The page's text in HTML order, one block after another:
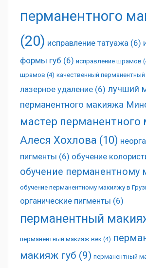
перманентного
(20) исправление татуажа (6)
формы губ (6) исправление шрамов
шрамов (4) качественный
лазерное удаление (6) лучший
перманентного макияжа
мастер перманентного
Алеся Хохлова (10)
пигменты (6) обучение
обучение перманентному
обучение перманентному макияжу в
органические пигменты (6)
перманентный
перманентный макияж век (4)
макияж губ (9) перманентный